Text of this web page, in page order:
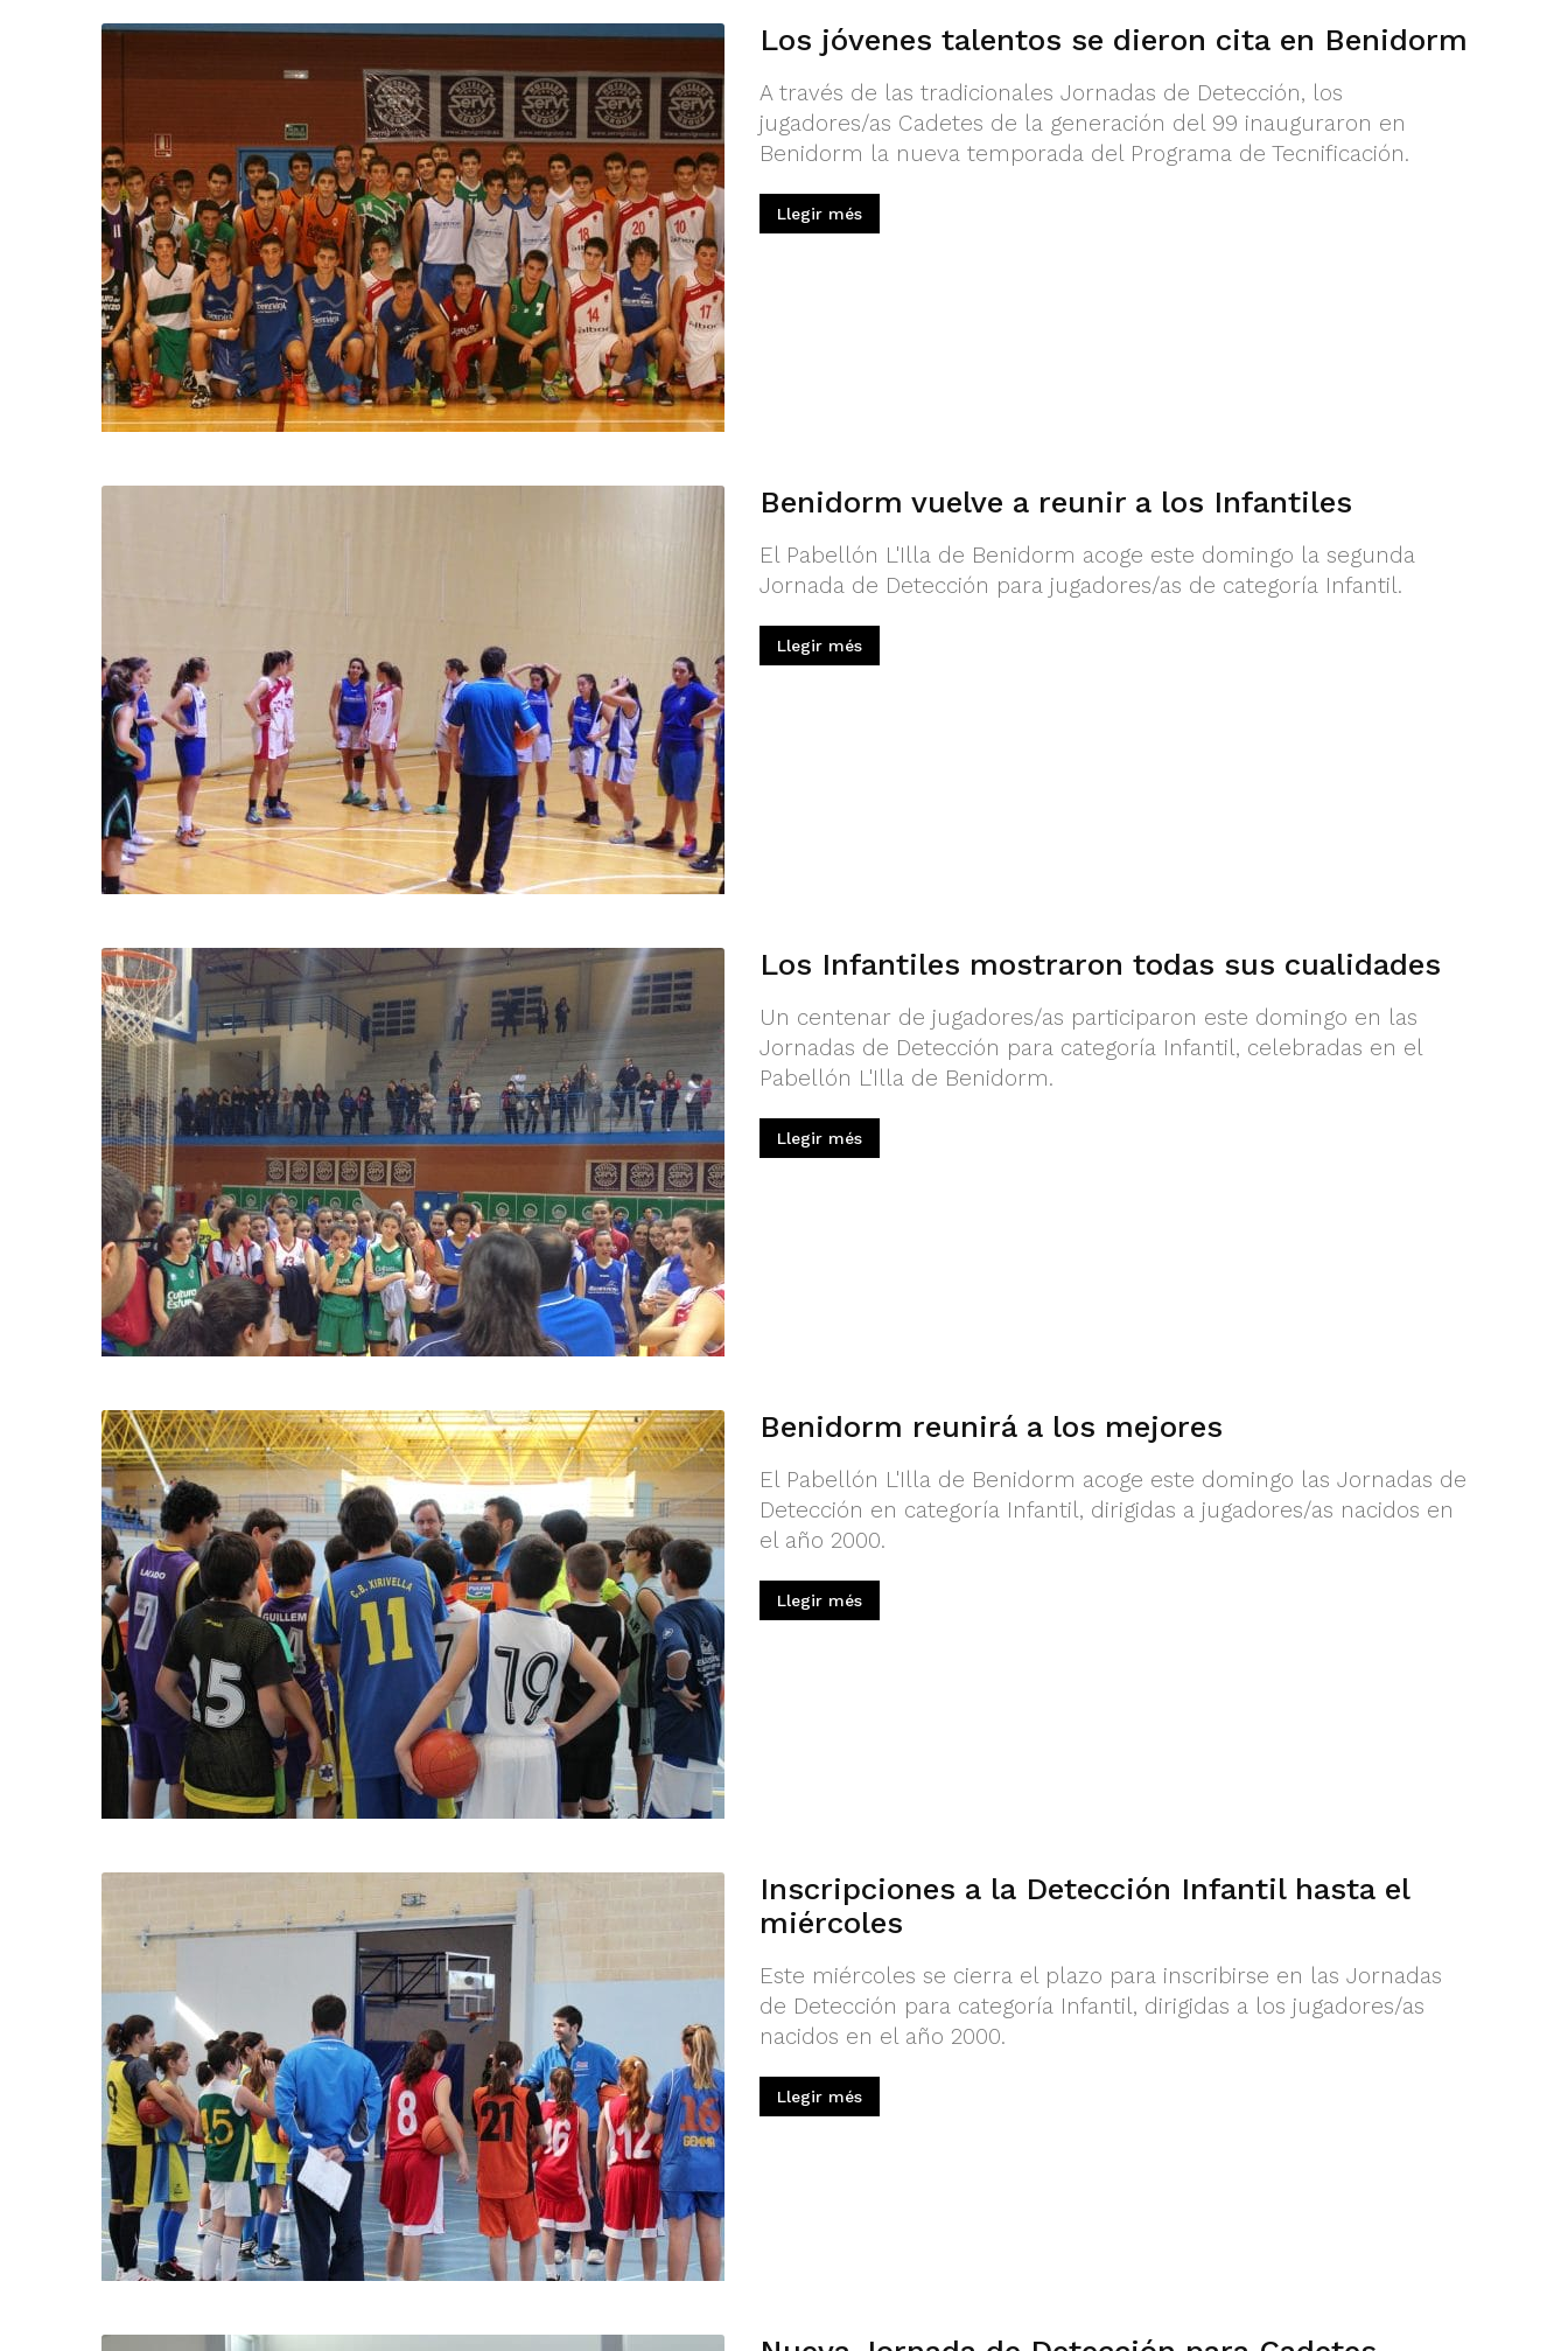
Los jóvenes talentos se dieron cita en Benidorm
A través de las tradicionales Jornadas de Detección, los
jugadores/as Cadetes de la generación del 99 inauguraron en
Benidorm la nueva temporada del Programa de Tecnificación.
Llegir més
Benidorm vuelve a reunir a los Infantiles
El Pabellón L'Illa de Benidorm acoge este domingo la segunda
Jornada de Detección para jugadores/as de categoría Infantil.
Llegir més
Los Infantiles mostraron todas sus cualidades
Un centenar de jugadores/as participaron este domingo en las
Jornadas de Detección para categoría Infantil, celebradas en el
Pabellón L'Illa de Benidorm.
Llegir més
Benidorm reunirá a los mejores
El Pabellón L'Illa de Benidorm acoge este domingo las Jornadas de
Detección en categoría Infantil, dirigidas a jugadores/as nacidos en
el año 2000.
Llegir més
Inscripciones a la Detección Infantil hasta el
miércoles
Este miércoles se cierra el plazo para inscribirse en las Jornadas
de Detección para categoría Infantil, dirigidas a los jugadores/as
nacidos en el año 2000.
Llegir més